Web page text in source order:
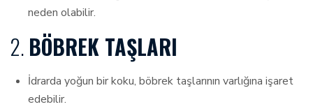
neden olabilir.
2. BÖBREK TAŞLARI
İdrarda yoğun bir koku, böbrek taşlarının varlığına işaret
edebilir.